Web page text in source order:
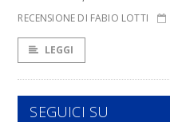
RECENSIONE DI FABIO LOTTI
LEGGI
SEGUICI SU